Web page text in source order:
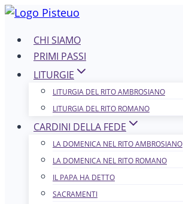
Salta
contenutoCHI SIAMO
PRIMI PASSI
LITURGIE
LITURGIA DEL RITO AMBROSIANO
LITURGIA DEL RITO ROMANO
CARDINI DELLA FEDE
LA DOMENICA NEL R​​​​​​ITO AMBROSIANO
LA DOMENICA NEL RITO ROMANO
IL PAPA HA DETTO
SACRAMENTI